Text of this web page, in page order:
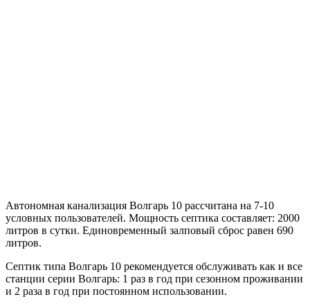
Автономная канализация Волгарь 10 рассчитана на 7-10
условных пользователей. Мощность септика составляет: 2000
литров в сутки. Единовременный залповый сброс равен 690
литров.
Септик типа Волгарь 10 рекомендуется обслуживать как и все
станции серии Волгарь: 1 раз в год при сезонном проживании
и 2 раза в год при постоянном использовании.